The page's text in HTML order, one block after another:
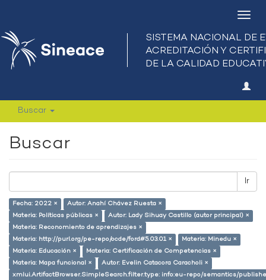
Buscar
Buscar
Ir
Fecha: 2022 ×
Autor: Anahí Chávez Ruesta ×
Materia: Políticas públicas ×
Autor: Lady Sihuay Castillo (autor principal) ×
Materia: Reconomiento de aprendizajes ×
Materia: http://purl.org/pe-repo/ocde/ford#5.03.01 ×
Materia: Minedu ×
Materia: Educación ×
Materia: Certificación de Competencias ×
Materia: Mapa funcional ×
Autor: Evelin Catacora Caracholi ×
xmlui.ArtifactBrowser.SimpleSearch.filter.type: info:eu-repo/semantics/